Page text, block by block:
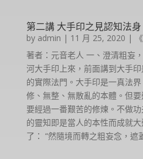
第二講 大手印之見認知法身
by admin | 11 月 25, 2020 |
著者：元音老人 一、澄清粗妄
河大手印上來，前面講到大手
的實際法門。大手印是一真法
修、無整、無散亂的本體。但
要經過一番艱苦的修煉。不做
的靈知即是當人的本性而成就
了： “然隨境而轉之粗妄念，遮